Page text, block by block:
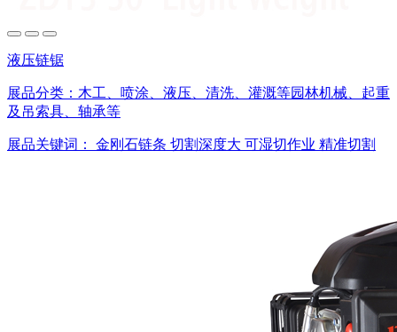
液压链锯
展品分类： 木工、喷涂、液压、清洗、灌溉等园林机械、起重
及吊索具、轴承等
展品关键词： 金刚石链条 切割深度大 可湿切作业 精准切割